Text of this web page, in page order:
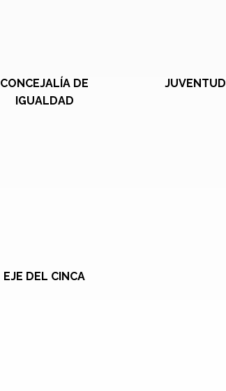
CONCEJALÍA DE
IGUALDAD
JUVENTUD
EJE DEL CINCA